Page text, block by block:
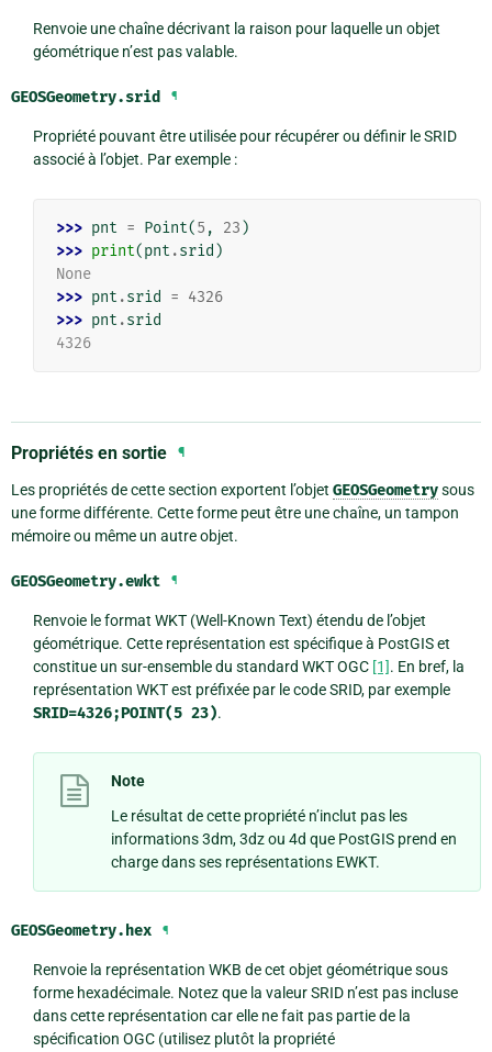
Renvoie une chaîne décrivant la raison pour laquelle un objet
géométrique n’est pas valable.
GEOSGeometry.srid ¶
Propriété pouvant être utilisée pour récupérer ou définir le SRID
associé à l’objet. Par exemple :
>>> pnt = Point(5 , 23 )
>>> print(pnt .srid )
None
>>> pnt .srid = 4326
>>> pnt .srid
4326
Propriétés en sortie ¶
Les propriétés de cette section exportent l’objet GEOSGeometrysous
une forme différente. Cette forme peut être une chaîne, un tampon
mémoire ou même un autre objet.
GEOSGeometry.ewkt ¶
Renvoie le format WKT (Well-Known Text) étendu de l’objet
géométrique. Cette représentation est spécifique à PostGIS et
constitue un sur-ensemble du standard WKT OGC [1]. En bref, la
représentation WKT est préfixée par le code SRID, par exemple
SRID=4326;POINT(5 23).
Note
Le résultat de cette propriété n’inclut pas les
informations 3dm, 3dz ou 4d que PostGIS prend en
charge dans ses représentations EWKT.
GEOSGeometry.hex ¶
Renvoie la représentation WKB de cet objet géométrique sous
forme hexadécimale. Notez que la valeur SRID n’est pas incluse
dans cette représentation car elle ne fait pas partie de la
spécification OGC (utilisez plutôt la propriété